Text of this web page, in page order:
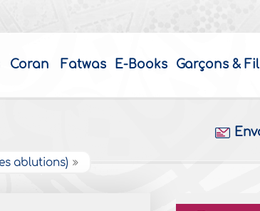
Coran Fatwas E-Books Garçons &
ablutions)